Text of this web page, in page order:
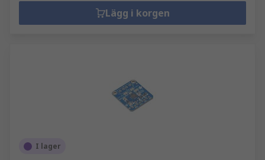
Lägg i korgen
I lager